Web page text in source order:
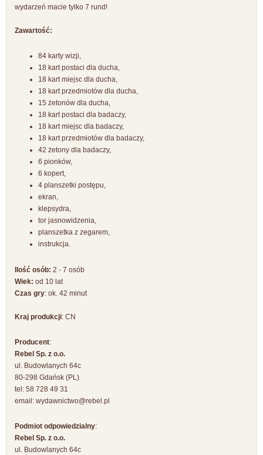
wydarzeń macie tylko 7 rund!
Zawartość:
84 karty wizji,
18 kart postaci dla ducha,
18 kart miejsc dla ducha,
18 kart przedmiotów dla ducha,
15 żetonów dla ducha,
18 kart postaci dla badaczy,
18 kart miejsc dla badaczy,
18 kart przedmiotów dla badaczy,
42 żetony dla badaczy,
6 pionków,
6 kopert,
4 planszetki postępu,
ekran,
klepsydra,
tor jasnowidzenia,
planszetka z zegarem,
instrukcja.
Ilość osób: 2 - 7 osób
Wiek: od 10 lat
Czas gry: ok. 42 minut
Kraj produkcji: CN
Producent:
Rebel Sp. z o.o.
ul. Budowlanych 64c
80-298 Gdańsk (PL)
tel: 58 728 49 31
email: wydawnictwo@rebel.pl
Podmiot odpowiedzialny:
Rebel Sp. z o.o.
ul. Budowlanych 64c